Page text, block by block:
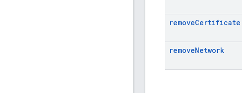
removeCertificate
removeNetwork